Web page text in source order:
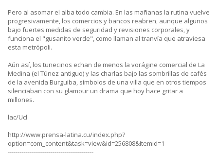
Pero al asomar el alba todo cambia. En las mañanas la rutina vuelve
progresivamente, los comercios y bancos reabren, aunque algunos
bajo fuertes medidas de seguridad y revisiones corporales, y
funciona el "gusanito verde", como llaman al tranvía que atraviesa
esta metrópoli.
Aún así, los tunecinos echan de menos la vorágine comercial de La
Medina (el Túnez antiguo) y las charlas bajo las sombrillas de cafés
de la avenida Burguiba, símbolos de una villa que en otros tiempos
silenciaban con su glamour un drama que hoy hace gritar a
millones.
lac/Ucl
http://www.prensa-latina.cu/index.php?
option=com_content&task=view&id=256808&Itemid=1
--------------------------------------------